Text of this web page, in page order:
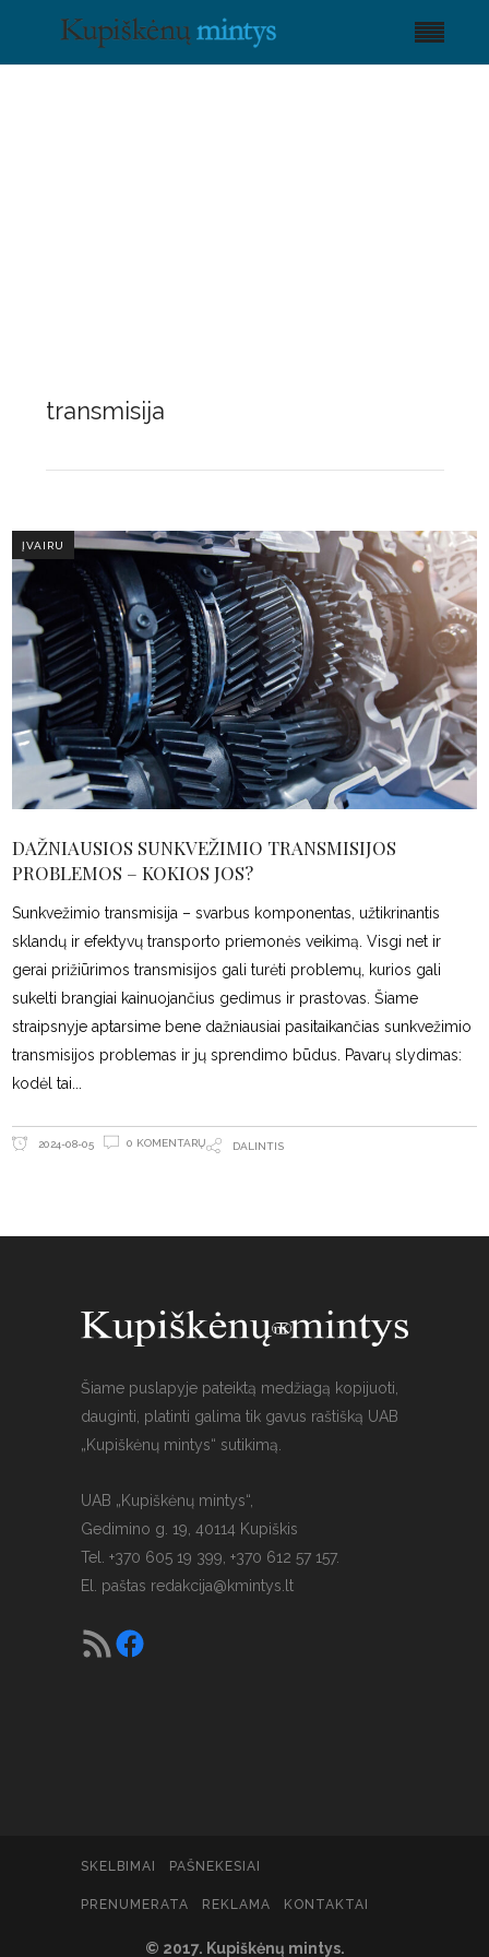
transmisija
ĮVAIRU
DAŽNIAUSIOS SUNKVEŽIMIO TRANSMISIJOS
PROBLEMOS – KOKIOS JOS?
Sunkvežimio transmisija – svarbus komponentas, užtikrinantis
sklandų ir efektyvų transporto priemonės veikimą. Visgi net ir
gerai prižiūrimos transmisijos gali turėti problemų, kurios gali
sukelti brangiai kainuojančius gedimus ir prastovas. Šiame
straipsnyje aptarsime bene dažniausiai pasitaikančias sunkvežimio
transmisijos problemas ir jų sprendimo būdus. Pavarų slydimas:
kodėl tai
2024-08-05 0 KOMENTARŲ DALINTIS
Šiame puslapyje pateiktą medžiagą kopijuoti,
dauginti, platinti galima tik gavus raštišką UAB
„Kupiškėnų mintys“ sutikimą.
UAB „Kupiškėnų mintys“,
Gedimino g. 19, 40114 Kupiškis
Tel. +370 605 19 399, +370 612 57 157.
El. paštas redakcija@kmintys.lt
SKELBIMAI PAŠNEKESIAI
© 2017. Kupiškėnų mintys.
PRENUMERATA REKLAMA KONTAKTAI